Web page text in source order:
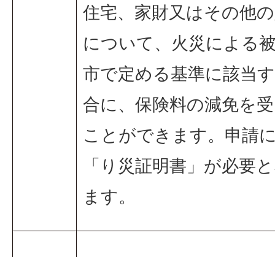
住宅、家財又はその他
について、火災による
市で定める基準に該当
合に、保険料の減免を
ことができます。申請
「り災証明書」が必要
ます。